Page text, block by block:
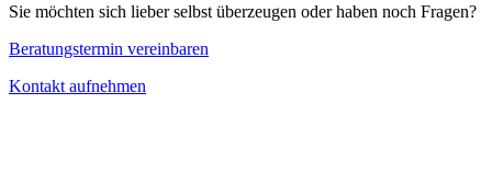
Sie möchten sich lieber selbst überzeugen oder haben noch Fragen?
Beratungstermin vereinbaren
Kontakt aufnehmen